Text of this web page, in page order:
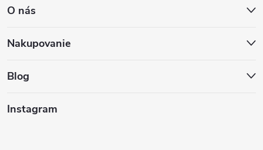
p
ä
O nás
Nakupovanie
Blog
Instagram